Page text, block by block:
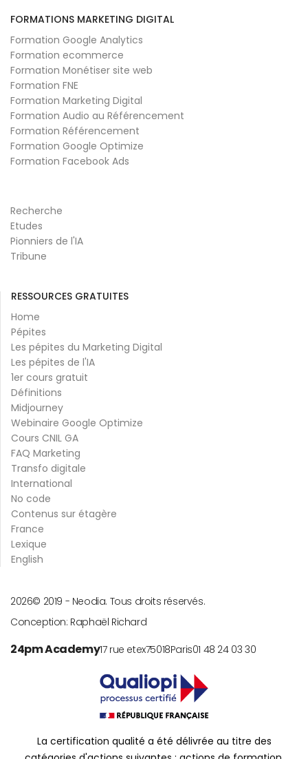
FORMATIONS MARKETING DIGITAL
Formation Google Analytics
Formation ecommerce
Formation Monétiser site web
Formation FNE
Formation Marketing Digital
Formation Audio au Référencement
Formation Référencement
Formation Google Optimize
Formation Facebook Ads
Recherche
Etudes
Pionniers de l'IA
Tribune
RESSOURCES GRATUITES
Home
Pépites
Les pépites du Marketing Digital
Les pépites de l'IA
1er cours gratuit
Définitions
Midjourney
Webinaire Google Optimize
Cours CNIL GA
FAQ Marketing
Transfo digitale
International
No code
Contenus sur étagère
France
Lexique
English
© 2019 -
2026
Neodia. Tous droits réservés.
Conception: Raphaël Richard
24pm Academy17 rue etex75018Paris01 48 24 03 30
La certification qualité a été délivrée au titre des